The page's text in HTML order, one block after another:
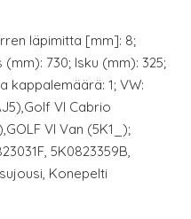
läpimitta [mm]: 8;
730; Isku (mm): 325;
kappalemäärä: 1; VW:
VI Cabrio
VI Van (5K1_);
5K0823359B,
Konepelti